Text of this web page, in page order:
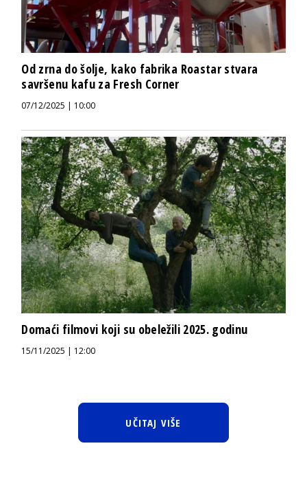
Od zrna do šolje, kako fabrika Roastar stvara
savršenu kafu za Fresh Corner
07/12/2025 | 10:00
Domaći filmovi koji su obeležili 2025. godinu
15/11/2025 | 12:00
UČITAJ VIŠE